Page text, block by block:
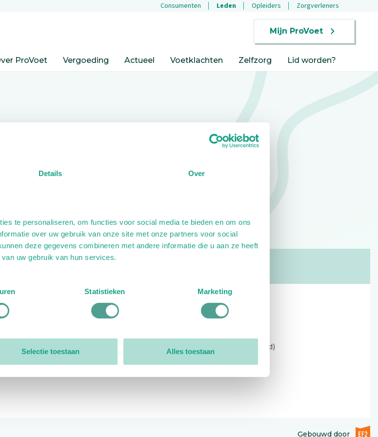
Details Over
te personaliseren, om functies voor social media te bieden en om ons
over uw gebruik van onze site met onze partners voor social
deze gegevens combineren met andere informatie die u aan ze heeft
uw gebruik van hun services.
Statistieken Marketing
Selectie toestaan Alles toestaan
Consumenten Leden Opleiders Zorgverleners
Mijn ProVoet
ProVoet Vergoeding Actueel Voetklachten Zelfzorg Lid worden?
Open: 09:00 - 12:30 (alleen ochtend)
Gebouwd doorEF2